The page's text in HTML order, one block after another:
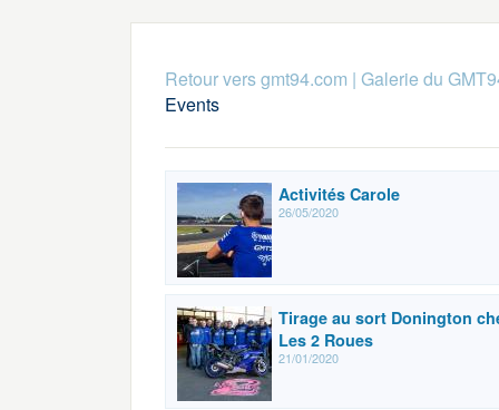
Retour vers gmt94.com | Galerie du
Events
Activités Carole
26/05/2020
Tirage au sort Donington
Les 2 Roues
21/01/2020